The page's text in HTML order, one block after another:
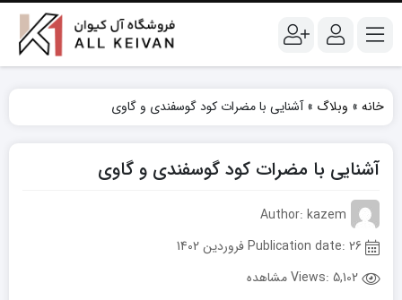
خانه » وبلاگ »آشنایی با مضرات کود گوسفندی و گاوی
آشنایی با مضرات کود گوسفندی و گاوی
Author: kazem
5,102 مشاهده